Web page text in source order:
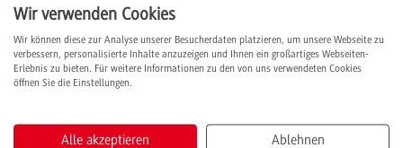
Wir verwenden Cookies
Wir können diese zur Analyse unserer Besucherdaten platzieren, um unsere Webseite zu
verbessern, personalisierte Inhalte anzuzeigen und Ihnen ein großartiges Webseiten-
Erlebnis zu bieten. Für weitere Informationen zu den von uns verwendeten Cookies
öffnen Sie die Einstellungen.
Alle akzeptieren Ablehnen